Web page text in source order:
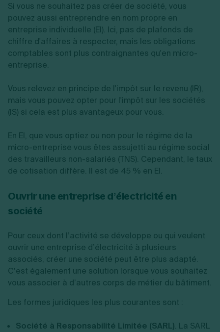
Si vous ne souhaitez pas créer de société, vous
pouvez aussi entreprendre en nom propre en
entreprise individuelle (EI). Ici, pas de plafonds de
chiffre d'affaires à respecter, mais les obligations
comptables sont plus contraignantes qu'en micro-
entreprise.
Vous relevez en principe de l'impôt sur le revenu (IR),
mais vous pouvez opter pour l'impôt sur les sociétés
(IS) si cela est plus avantageux pour vous.
En EI, que vous optiez ou non pour le régime de la
micro-entreprise vous êtes assujetti au régime social
des travailleurs non-salariés (TNS). Cependant, le taux
de cotisation diffère. Il est de 45 % en EI.
Ouvrir une entreprise d’électricité en
société
Pour ceux dont l’activité se développe ou qui veulent
ouvrir une entreprise d’électricité à plusieurs
associés, créer une société peut être plus adapté.
C’est également une solution lorsque vous souhaitez
vous associer à d’autres corps de métier du bâtiment.
Les formes juridiques les plus courantes sont :
Société à Responsabilité Limitée (SARL). La SARL